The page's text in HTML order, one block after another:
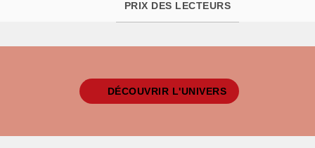
PRIX DES LECTEURS
DÉCOUVRIR L'UNIVERS